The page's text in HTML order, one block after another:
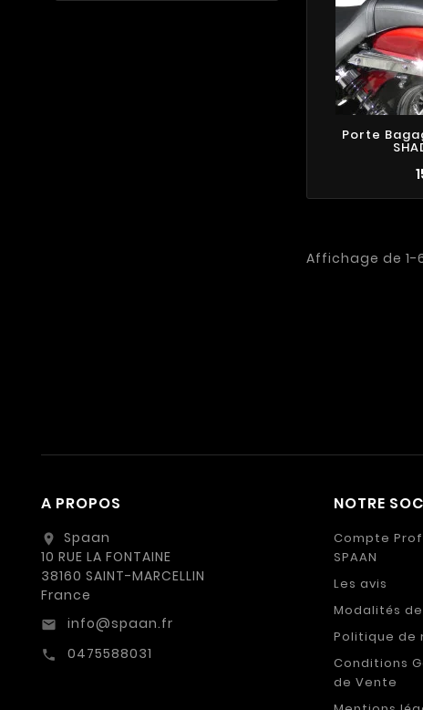
Porte
Affichage de 1-
A PROPOS
location_on
Spaan
10 RUE LA FONTAINE
38160 SAINT-MARCELLIN
France
email info@spaan.fr
call 0475588031
NOTRE
Compte
SPAAN
Les avis
Modalités
Politique de
Conditions
de Vente